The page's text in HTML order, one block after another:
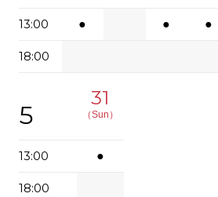
13:00 ● ● ●
18:00
5
31
（Sun）
13:00 ●
18:00